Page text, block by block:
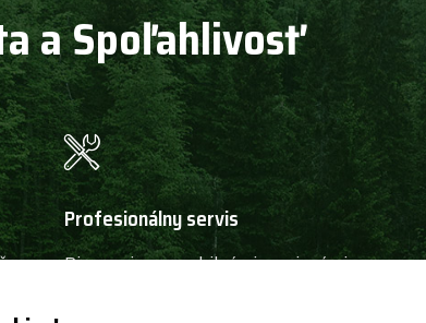
a Spoľahlivosť
Profesionálny servis
Disponujeme mobilnými servisnými vozy,